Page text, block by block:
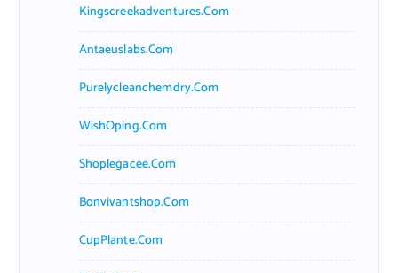
Kingscreekadventures.com
Antaeuslabs.com
Purelycleanchemdry.com
WishOping.com
Shoplegacee.com
Bonvivantshop.com
CupPlante.com